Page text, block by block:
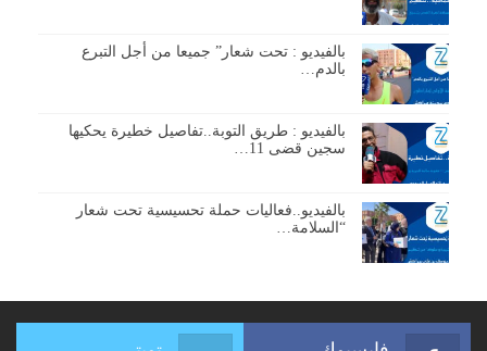
بالفيديو : تحت شعار” جميعا من أجل التبرع
بالدم…
بالفيديو : طريق التوبة..تفاصيل خطيرة يحكيها
سجين قضى 11…
بالفيديو..فعاليات حملة تحسيسية تحت شعار
“السلامة…